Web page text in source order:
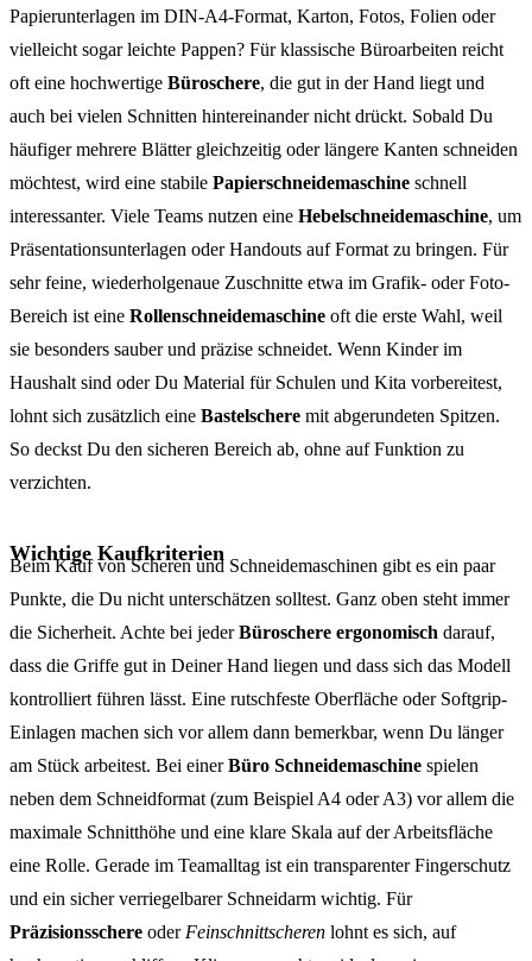
Papierunterlagen im DIN-A4-Format, Karton, Fotos, Folien oder
vielleicht sogar leichte Pappen? Für klassische Büroarbeiten reicht
oft eine hochwertige Büroschere, die gut in der Hand liegt und
auch bei vielen Schnitten hintereinander nicht drückt. Sobald Du
häufiger mehrere Blätter gleichzeitig oder längere Kanten schneiden
möchtest, wird eine stabile Papierschneidemaschine schnell
interessanter. Viele Teams nutzen eine Hebelschneidemaschine, um
Präsentationsunterlagen oder Handouts auf Format zu bringen. Für
sehr feine, wiederholgenaue Zuschnitte etwa im Grafik- oder Foto-
Bereich ist eine Rollenschneidemaschine oft die erste Wahl, weil
sie besonders sauber und präzise schneidet. Wenn Kinder im
Haushalt sind oder Du Material für Schulen und Kita vorbereitest,
lohnt sich zusätzlich eine Bastelschere mit abgerundeten Spitzen.
So deckst Du den sicheren Bereich ab, ohne auf Funktion zu
verzichten.
Wichtige Kaufkriterien
Beim Kauf von Scheren und Schneidemaschinen gibt es ein paar
Punkte, die Du nicht unterschätzen solltest. Ganz oben steht immer
die Sicherheit. Achte bei jederBüroschere ergonomisch darauf,
dass die Griffe gut in Deiner Hand liegen und dass sich das Modell
kontrolliert führen lässt. Eine rutschfeste Oberfläche oder Softgrip-
Einlagen machen sich vor allem dann bemerkbar, wenn Du länger
am Stück arbeitest. Bei einerBüro Schneidemaschine spielen
neben dem Schneidformat (zum Beispiel A4 oder A3) vor allem die
maximale Schnitthöhe und eine klare Skala auf der Arbeitsfläche
eine Rolle. Gerade im Teamalltag ist ein transparenter Fingerschutz
und ein sicher verriegelbarer Schneidarm wichtig. Für
Präzisionsschere oder Feinschnittscheren lohnt es sich, auf